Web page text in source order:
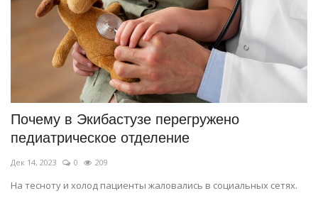
МИР
СПЕЦПРОЕКТЫ
Чек-лист
РАЗВЛЕЧЕНИЯ
Почему в Экибастузе перегружено
педиатрическое отделение
Дек 14, 2023 0 209
На тесноту и холод пациенты жаловались в социальных сетях.